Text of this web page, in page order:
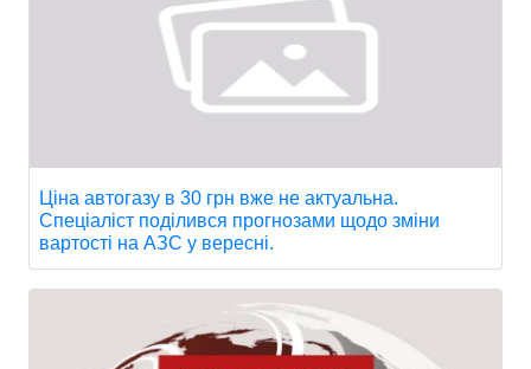
Ціна автогазу в 30 грн вже не актуальна.
Спеціаліст поділився прогнозами щодо зміни
вартості на АЗС у вересні.